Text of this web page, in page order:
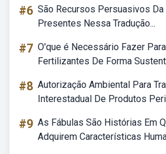
#6 São Recursos Persuasivos
Presentes Nessa Tradução...
#7 O'que é Necessário Fazer
Fertilizantes De Forma
#8 Autorização Ambiental Para
Interestadual De Produtos
#9 As Fábulas São Histórias Em
Adquirem Características